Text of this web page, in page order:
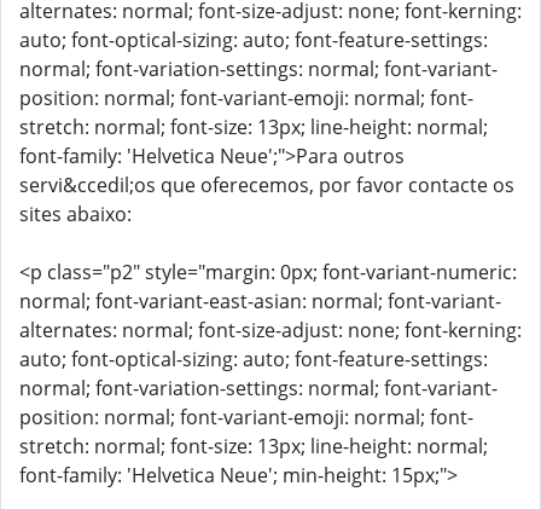
alternates: normal; font-size-adjust: none; font-kerning:
auto; font-optical-sizing: auto; font-feature-settings:
normal; font-variation-settings: normal; font-variant-
position: normal; font-variant-emoji: normal; font-
stretch: normal; font-size: 13px; line-height: normal;
font-family: 'Helvetica Neue';">Para outros
servi&ccedil;os que oferecemos, por favor contacte os
sites abaixo:
<p class="p2" style="margin: 0px; font-variant-numeric:
normal; font-variant-east-asian: normal; font-variant-
alternates: normal; font-size-adjust: none; font-kerning:
auto; font-optical-sizing: auto; font-feature-settings:
normal; font-variation-settings: normal; font-variant-
position: normal; font-variant-emoji: normal; font-
stretch: normal; font-size: 13px; line-height: normal;
font-family: 'Helvetica Neue'; min-height: 15px;">